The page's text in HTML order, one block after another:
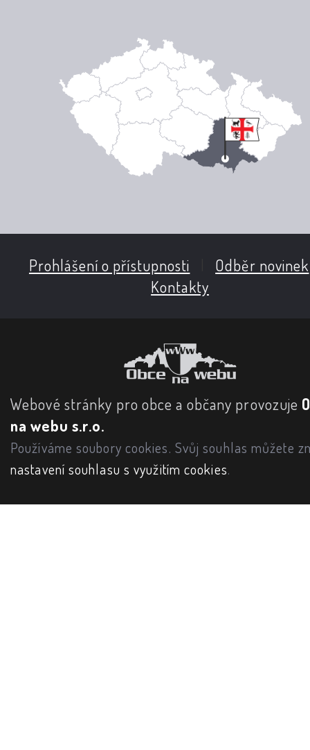
Prohlášení o přístupnosti Odběr novinek
Kontakty
Webové stránky pro obce a občany provozuje
na webu s.r.o.
Používáme soubory cookies. Svůj souhlas můžete
nastavení souhlasu s využitím cookies.